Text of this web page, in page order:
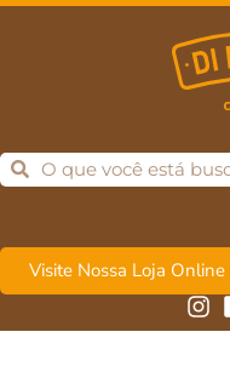
Visite Nossa Loja Online